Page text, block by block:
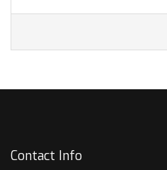
Contact Info